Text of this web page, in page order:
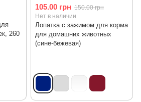
260
Лопатка с зажимом для корма
для домашних животных
(сине-бежевая)
105.00 грн 150.00 грн
Нет в наличии